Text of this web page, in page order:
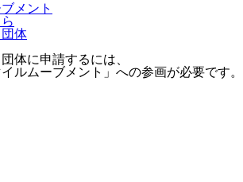
メント
団体
体に申請するには、
ルムーブメント」への参画が必要です。